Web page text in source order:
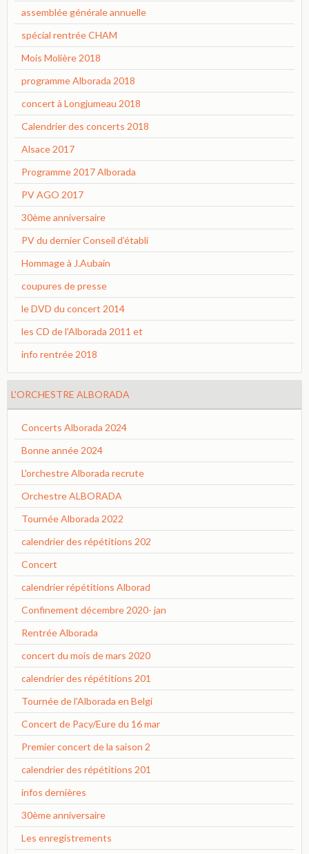
assemblée générale annuelle
spécial rentrée CHAM
Mois Molière 2018
programme Alborada 2018
concert à Longjumeau 2018
Calendrier des concerts 2018
Alsace 2017
Programme 2017 Alborada
PV AGO 2017
30ème anniversaire
PV du dernier Conseil d’établi
Hommage à J.Aubain
coupures de presse
le DVD du concert 2014
les CD de l'Alborada 2011 et
info rentrée 2018
L'ORCHESTRE ALBORADA
Concerts Alborada 2024
Bonne année 2024
L'orchestre Alborada recrute
Orchestre ALBORADA
Tournée Alborada 2022
calendrier des répétitions 202
Concert
calendrier répétitions Alborad
Confinement décembre 2020- jan
Rentrée Alborada
concert du mois de mars 2020
calendrier des répétitions 201
Tournée de l'Alborada en Belgi
Concert de Pacy/Eure du 16 mar
Premier concert de la saison 2
calendrier des répétitions 201
infos dernières
30ème anniversaire
Les enregistrements